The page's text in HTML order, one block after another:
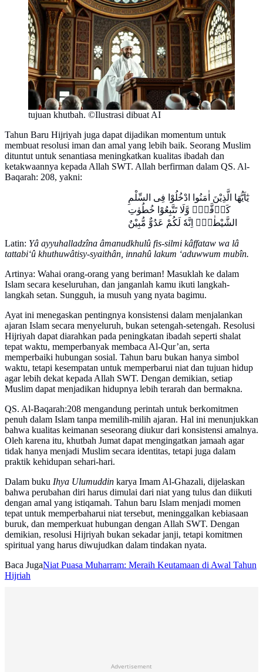
tujuan khutbah. ©Ilustrasi dibuat AI
Tahun Baru Hijriyah juga dapat dijadikan momentum untuk
membuat resolusi iman dan amal yang lebih baik. Seorang Muslim
dituntut untuk senantiasa meningkatkan kualitas ibadah dan
ketakwaannya kepada Allah SWT. Allah berfirman dalam QS. Al-
Baqarah: 208, yakni:
يٰٓاَيُّهَا الَّذِيْنَ اٰمَنُوا ادْخُلُوْا فِى السِّلْمِ
كَاۤفَّةًۖ وَّلَا تَتَّبِعُوْا خُطُوٰتِ
الشَّيْطٰنِۗ اِنَّهٗ لَكُمْ عَدُوٌّ مُّبِيْنٌ
Latin: Yâ ayyuhalladzîna âmanudkhulû fis-silmi kâffataw wa lâ
tattabi‘û khuthuwâtisy-syaithân, innahû lakum ‘aduwwum mubîn.
Artinya: Wahai orang-orang yang beriman! Masuklah ke dalam
Islam secara keseluruhan, dan janganlah kamu ikuti langkah-
langkah setan. Sungguh, ia musuh yang nyata bagimu.
Ayat ini menegaskan pentingnya konsistensi dalam menjalankan
ajaran Islam secara menyeluruh, bukan setengah-setengah. Resolusi
Hijriyah dapat diarahkan pada peningkatan ibadah seperti shalat
tepat waktu, memperbanyak membaca Al-Qur’an, serta
memperbaiki hubungan sosial. Tahun baru bukan hanya simbol
waktu, tetapi kesempatan untuk memperbarui niat dan tujuan hidup
agar lebih dekat kepada Allah SWT. Dengan demikian, setiap
Muslim dapat menjadikan hidupnya lebih terarah dan bermakna.
QS. Al-Baqarah:208 mengandung perintah untuk berkomitmen
penuh dalam Islam tanpa memilih-milih ajaran. Hal ini menunjukkan
bahwa kualitas keimanan seseorang diukur dari konsistensi amalnya.
Oleh karena itu, khutbah Jumat dapat mengingatkan jamaah agar
tidak hanya menjadi Muslim secara identitas, tetapi juga dalam
praktik kehidupan sehari-hari.
Dalam buku Ihya Ulumuddin karya Imam Al-Ghazali, dijelaskan
bahwa perubahan diri harus dimulai dari niat yang tulus dan diikuti
dengan amal yang istiqamah. Tahun baru Islam menjadi momen
tepat untuk memperbaharui niat tersebut, meninggalkan kebiasaan
buruk, dan memperkuat hubungan dengan Allah SWT. Dengan
demikian, resolusi Hijriyah bukan sekadar janji, tetapi komitmen
spiritual yang harus diwujudkan dalam tindakan nyata.
Baca JugaNiat Puasa Muharram: Meraih Keutamaan di Awal Tahun
Hijriah
Advertisement